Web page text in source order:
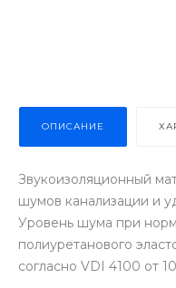
ОПИСАНИЕ
Звукоизоляционный
шумов канализации и
Уровень шума при
полиуретанового
согласно VDI 4100 от